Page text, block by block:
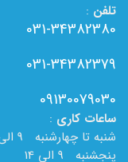
تلفن :
031-34382380
031-34382379
09130079030
ساعات کاری :
شنبه تا چهارشنبه 9 الی 14 - 17 الی 21
پنجشنبه 9 الی 14